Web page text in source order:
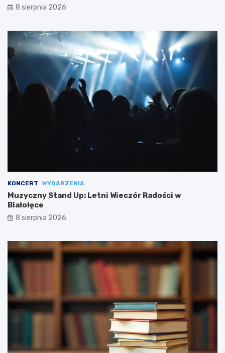
8 sierpnia 2026
KONCERT WYDARZENIA
Muzyczny Stand Up: Letni Wieczór Radości w
Białołęce
8 sierpnia 2026